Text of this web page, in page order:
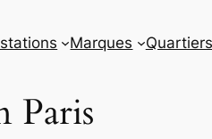
Marques Quartiers
Paris